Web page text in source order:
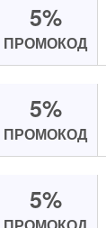
5%
ПРОМОКОД
5%
ПРОМОКОД
5%